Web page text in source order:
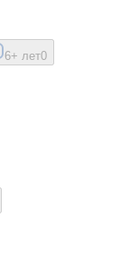
6+ лет0